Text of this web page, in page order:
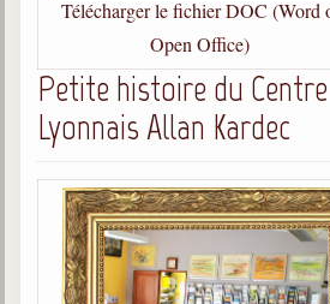
Télécharger le fichier DOC (Word
Open Office)
Petite histoire du
Lyonnais Allan Kardec